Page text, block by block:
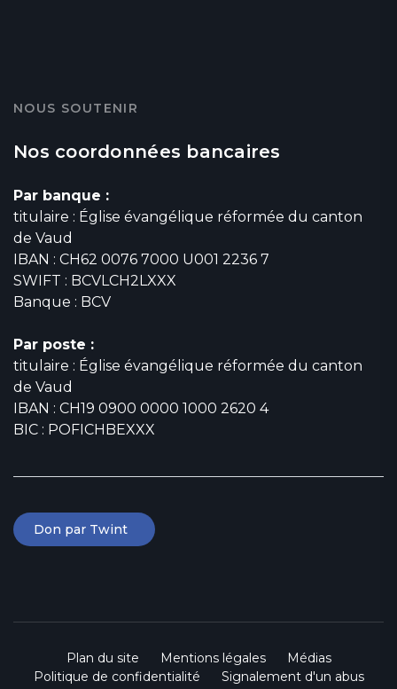
NOUS SOUTENIR
Nos coordonnées bancaires
Par banque :
titulaire : Église évangélique réformée du canton
de Vaud
IBAN : CH62 0076 7000 U001 2236 7
SWIFT : BCVLCH2LXXX
Banque : BCV
Par poste :
titulaire : Église évangélique réformée du canton
de Vaud
IBAN : CH19 0900 0000 1000 2620 4
BIC : POFICHBEXXX
Don par Twint
Plan du site Mentions légales
Médias
Politique de confidentialité
Signalement d'un abus